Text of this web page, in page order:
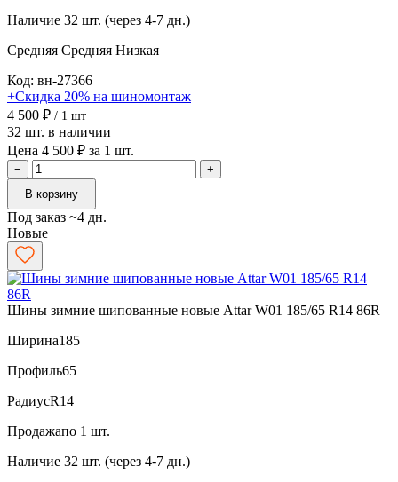
Наличие 32 шт. (через 4-7 дн.)
Средняя Средняя Низкая
Код: вн-27366
+Скидка 20% на шиномонтаж
4 500 ₽ / 1 шт
32 шт. в наличии
Цена 4 500 ₽ за 1 шт.
−
+
В корзину
Под заказ ~4 дн.
Новые
Шины зимние шипованные новые Attar W01 185/65 R14 86R
Ширина185
Профиль65
РадиусR14
Продажапо 1 шт.
Наличие 32 шт. (через 4-7 дн.)